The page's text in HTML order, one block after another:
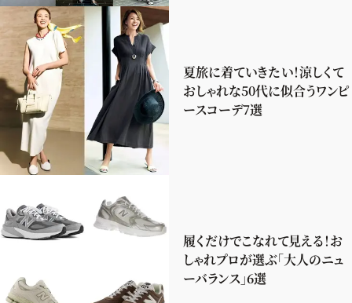
夏旅に着ていきたい！涼しくて
おしゃれな50代に似合うワンピ
ースコーデ7選
履くだけでこなれて見える！お
しゃれプロが選ぶ「大人のニュ
ーバランス」6選